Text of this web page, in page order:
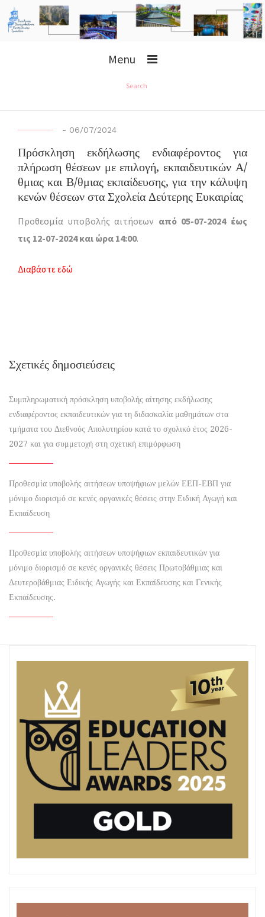
Menu
Search
- 06/07/2024
Πρόσκληση εκδήλωσης ενδιαφέροντος για
πλήρωση θέσεων με επιλογή, εκπαιδευτικών Α/
θμιας και Β/θμιας εκπαίδευσης, για την κάλυψη
κενών θέσεων στα Σχολεία Δεύτερης Ευκαιρίας
Προθεσμία υποβολής αιτήσεων από 05-07-2024 έως
τις 12-07-2024 και ώρα 14:00.
Διαβάστε εδώ
Σχετικές δημοσιεύσεις
Συμπληρωματική πρόσκληση υποβολής αίτησης εκδήλωσης
ενδιαφέροντος εκπαιδευτικών για τη διδασκαλία μαθημάτων στα
τμήματα του Διεθνούς Απολυτηρίου κατά το σχολικό έτος 2026-
2027 και για συμμετοχή στη σχετική επιμόρφωση
Προθεσμία υποβολής αιτήσεων υποψήφιων μελών ΕΕΠ-ΕΒΠ για
μόνιμο διορισμό σε κενές οργανικές θέσεις στην Ειδική Αγωγή και
Εκπαίδευση
Προθεσμία υποβολής αιτήσεων υποψήφιων εκπαιδευτικών για
μόνιμο διορισμό σε κενές οργανικές θέσεις Πρωτοβάθμιας και
Δευτεροβάθμιας Ειδικής Αγωγής και Εκπαίδευσης και Γενικής
Εκπαίδευσης.